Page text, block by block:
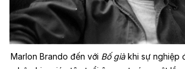
Marlon Brando đến với Bố giàkhi sự nghiệp